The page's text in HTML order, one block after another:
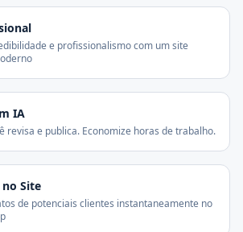
e profissionalismo com um site
IA
revisa e publica. Economize horas de trabalho.
Site
de potenciais clientes instantaneamente no